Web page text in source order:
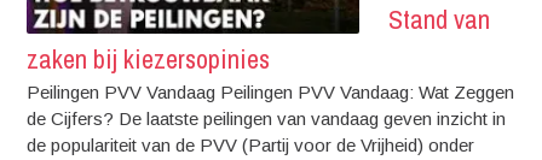
Stand van
zaken bij kiezersopinies
Peilingen PVV Vandaag Peilingen PVV Vandaag: Wat Zeggen
de Cijfers? De laatste peilingen van vandaag geven inzicht in
de populariteit van de PVV (Partij voor de Vrijheid) onder